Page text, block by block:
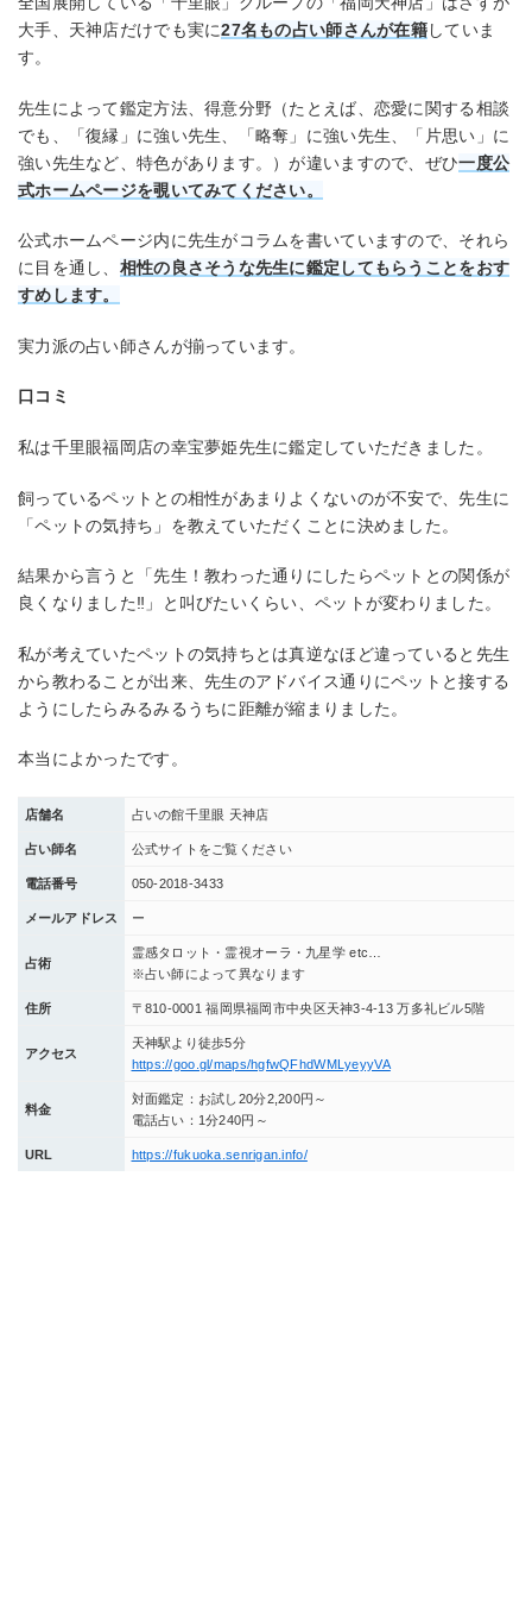
大手、天神店だけでも実に27名もの占い師さんが在籍していま
す。
先生によって鑑定方法、得意分野（たとえば、恋愛に関する相談
でも、「復縁」に強い先生、「略奪」に強い先生、「片思い」に
強い先生など、特色があります。）が違いますので、ぜひ一度公
式ホームページを覗いてみてください。
公式ホームページ内に先生がコラムを書いていますので、それら
に目を通し、 相性の良さそうな先生に鑑定してもらうことをおす
すめします。
実力派の占い師さんが揃っています。
口コミ
私は千里眼福岡店の幸宝夢姫先生に鑑定していただきました。
飼っているペットとの相性があまりよくないのが不安で、先生に
「ペットの気持ち」を教えていただくことに決めました。
結果から言うと「先生！教わった通りにしたらペットとの関係が
良くなりました‼」と叫びたいくらい、ペットが変わりました。
私が考えていたペットの気持ちとは真逆なほど違っていると先生
から教わることが出来、先生のアドバイス通りにペットと接する
ようにしたらみるみるうちに距離が縮まりました。
本当によかったです。
店舗名 占いの館千里眼 天神店
占い師名 公式サイトをご覧ください
電話番号 050-2018‐3433
メールアドレス ー
占術
霊感タロット・霊視オーラ・九星学 etc…
※占い師によって異なります
住所 〒810-0001 福岡県福岡市中央区天神3-4-13 万多礼ビル5階
アクセス
天神駅より徒歩5分
https://goo.gl/maps/hgfwQFhdWMLyeyyVA
料金
対面鑑定：お試し20分2,200円～
電話占い：1分240円～
URL https://fukuoka.senrigan.info/